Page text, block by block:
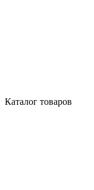
Каталог товаров